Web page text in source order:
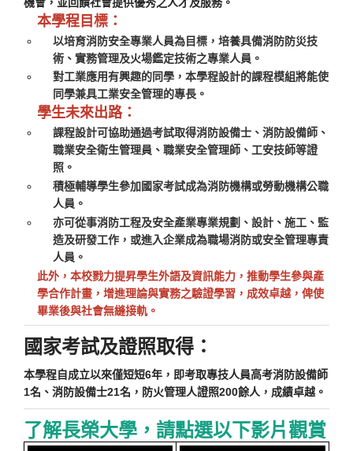
本學程目標：
以培育消防安全專業人員為目標，培養具備消防防災技
術、實務管理及火場鑑定技術之專業人員。
對工業應用有興趣的同學，本學程設計的課程模組將能使
同學兼具工業安全管理的專長。
學生未來出路：
課程設計可協助通過考試取得消防設備士、消防設備師、
職業安全衛生管理員、職業安全管理師、工安技師等證
照。
積極輔導學生參加國家考試成為消防機構或勞動機構公職
人員。
亦可從事消防工程及安全產業專業規劃、設計、施工、監
造及研發工作，或進入企業成為職場消防或安全管理專責
人員。
此外，本校戮力提昇學生外語及資訊能力，推動學生參與產
學合作計畫，增進理論與實務之驗證學習，成效卓越，俾使
畢業後與社會無縫接軌。
國家考試及證照取得：
本學程自成立以來僅短短6年，即考取專技人員高考消防設備師
1名、消防設備士21名，防火管理人證照200餘人，成績卓越。
了解長榮大學，請點選以下影片觀賞